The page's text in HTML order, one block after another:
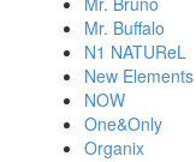
Mr. Buffalo
N1 NATUReL
New Elements
NOW
One&Only
Organix